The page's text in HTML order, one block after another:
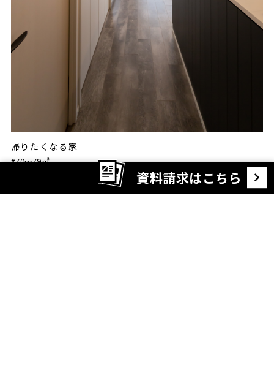
帰りたくなる家
#70〜79㎡
資料請求はこちら